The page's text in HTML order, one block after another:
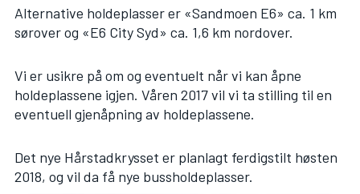
Alternative holdeplasser er «Sandmoen E6» ca. 1 km
sørover og «E6 City Syd» ca. 1,6 km nordover.
Vi er usikre på om og eventuelt når vi kan åpne
holdeplassene igjen. Våren 2017 vil vi ta stilling til en
eventuell gjenåpning av holdeplassene.
Det nye Hårstadkrysset er planlagt ferdigstilt høsten
2018, og vil da få nye bussholdeplasser.